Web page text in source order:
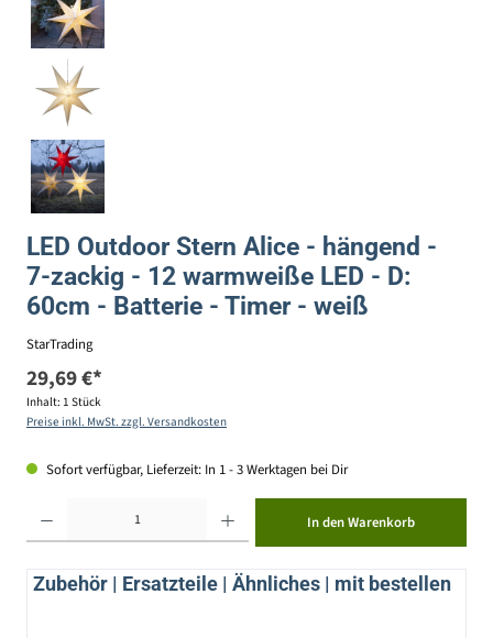
LED Outdoor Stern Alice - hängend -
7-zackig - 12 warmweiße LED - D:
60cm - Batterie - Timer - weiß
StarTrading
29,69 €*
Inhalt: 1 Stück
Preise inkl. MwSt. zzgl. Versandkosten
Sofort verfügbar, Lieferzeit: In 1 - 3 Werktagen bei Dir
In den Warenkorb
Zubehör | Ersatzteile | Ähnliches | mit bestellen